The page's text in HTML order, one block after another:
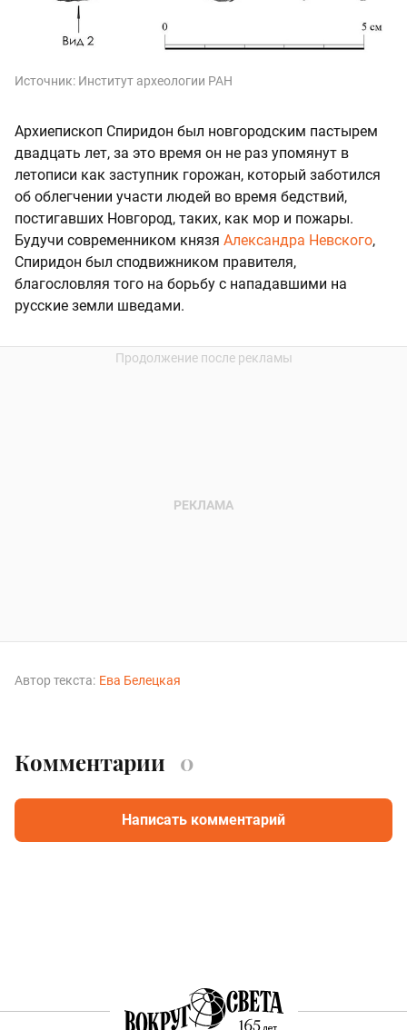
Источник: Институт археологии РАН
Архиепископ Спиридон был новгородским пастырем
двадцать лет, за это время он не раз упомянут в
летописи как заступник горожан, который заботился
об облегчении участи людей во время бедствий,
постигавших Новгород, таких, как мор и пожары.
Будучи современником князя Александра Невского,
Спиридон был сподвижником правителя,
благословляя того на борьбу с нападавшими на
русские земли шведами.
Автор текста: Ева Белецкая
Комментарии 0
Написать комментарий